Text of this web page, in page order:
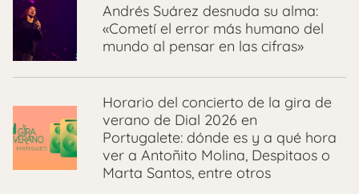
Andrés Suárez desnuda su alma:
«Cometí el error más humano del
mundo al pensar en las cifras»
Horario del concierto de la gira de
verano de Dial 2026 en
Portugalete: dónde es y a qué hora
ver a Antoñito Molina, Despitaos o
Marta Santos, entre otros